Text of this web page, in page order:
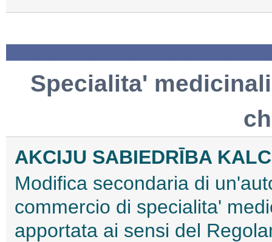
Specialita'
AKCIJU SABIEDRĪBA
Modifica secondaria di
commercio di specialita'
apportata ai sensi del